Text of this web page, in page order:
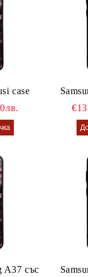
case
A37 със